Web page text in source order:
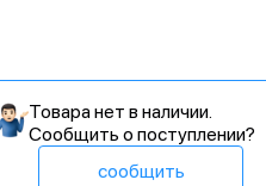
Товара нет в наличии.
Сообщить о поступлении?
сообщить